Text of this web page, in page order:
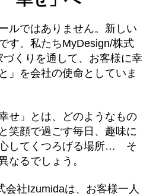
ルではありません。新しい
す。私たちMyDesign/株式
くりを通して、お客様に幸
」を会社の使命としていま
せ」とは、どのようなもの
笑顔で過ごす毎日、趣味に
してくつろげる場所… そ
なるでしょう。
会社Izumidaは、お客様一人